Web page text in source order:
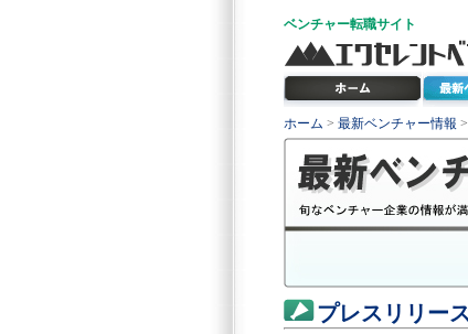
ベンチャー転職サイト
ホーム > 最新ベンチャー情報 >
プレスリリー